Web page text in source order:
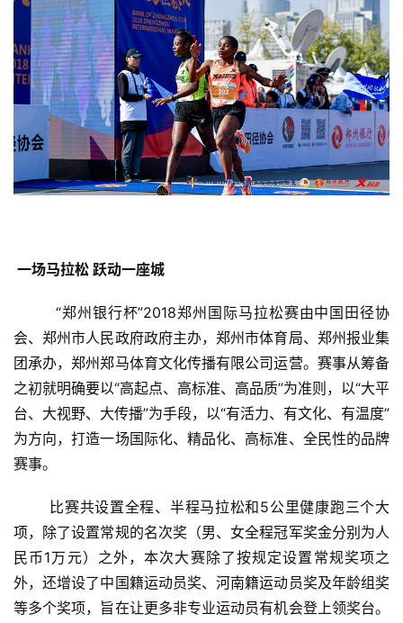
一场马拉松 跃动一座城
“郑州银行杯”2018郑州国际马拉松赛由中国田径协
会、郑州市人民政府政府主办，郑州市体育局、郑州报业集
团承办，郑州郑马体育文化传播有限公司运营。赛事从筹备
之初就明确要以“高起点、高标准、高品质”为准则，以“大平
台、大视野、大传播”为手段，以“有活力、有文化、有温度”
为方向，打造一场国际化、精品化、高标准、全民性的品牌
赛事。
比赛共设置全程、半程马拉松和5公里健康跑三个大
项，除了设置常规的名次奖（男、女全程冠军奖金分别为人
民币1万元）之外，本次大赛除了按规定设置常规奖项之
外，还增设了中国籍运动员奖、河南籍运动员奖及年龄组奖
等多个奖项，旨在让更多非专业运动员有机会登上领奖台。